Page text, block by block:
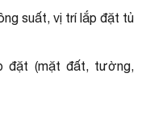
suất, vị trí lắp đặt tủ
đặt (mặt đất, tường,